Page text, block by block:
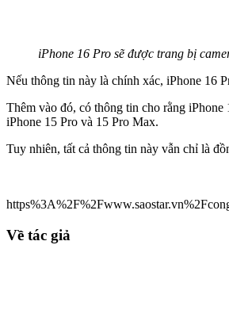
iPhone 16 Pro sẽ được trang bị
Nếu thông tin này là chính xác, iPhone 16
Thêm vào đó, có thông tin cho rằng
iPhone 15 Pro và 15 Pro Max.
Tuy nhiên, tất cả thông tin này vẫn chỉ là
Về tác giả